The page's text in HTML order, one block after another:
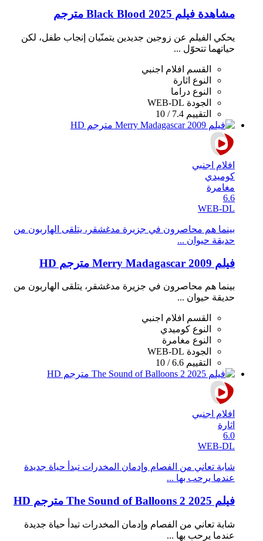
مشاهدة فيلم Black Blood 2025 مترجم
يحكي الفيلم عن زوجين جديدين يتمنّيان إنجاب طفل، لكن
حياتهما تتحوّل ...
القسم
افلام اجنبي
النوع اثارة
النوع دراما
الجودة WEB-DL
التقييم 7.4 / 10
افلام اجنبي
كوميدي
مغامرة
6.6
WEB-DL
بينما هم محاصرون في جزيرة مدغشقر، يتلقى الهاربون من
حديقة حيوان ...
فيلم Merry Madagascar 2009 مترجم HD
بينما هم محاصرون في جزيرة مدغشقر، يتلقى الهاربون من
حديقة حيوان ...
القسم
افلام اجنبي
النوع كوميدي
النوع مغامرة
الجودة WEB-DL
التقييم 6.6 / 10
افلام اجنبي
اثارة
6.0
WEB-DL
شابة تعاني من الفصام وإدمان المخدرات تبدأ حياة جديدة
عندما يرحب بها ...
فيلم The Sound of Balloons 2 2025 مترجم HD
شابة تعاني من الفصام وإدمان المخدرات تبدأ حياة جديدة
عندما يرحب بها ...